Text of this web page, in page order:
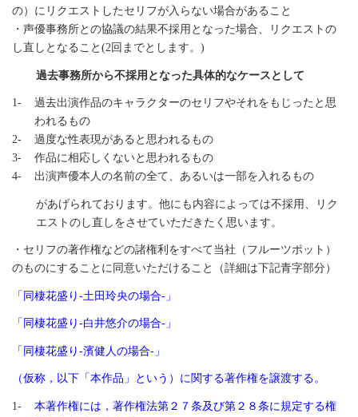
の）にリクエストしたセリフが入らない場合があること
・声優事務所との協議の結果不採用となった場合、リクエストの
し直しとなること(2回までとします。)
過去事務所から不採用となった具体的なケースとして
過去出演作品のキャラクターのセリフやそれをもじったと思
われるもの
過度な性表現があると思われるもの
作品に相応しくないと思われるもの
出演声優本人の名前の全て、あるいは一部を入れるもの
があげられております。他にも内容によっては不採用、リク
エストのし直しをさせていただきたく思います。
・セリフの著作権などの諸権利をすべて当社（フルーツポット）
のものにすることに同意いただけること（詳細は下記青字部分）
「同棲花盛り-土田玲央の場合-」
「同棲花盛り-白井悠介の場合-」
「同棲花盛り-濱健人の場合-」
（仮称，以下「本作品」という）に関する著作権を譲渡する。
本著作権には，著作権法第２７条及び第２８条に規定する権